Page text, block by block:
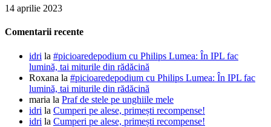
14 aprilie 2023
Comentarii recente
idri la #picioaredepodium cu Philips Lumea: În IPL fac
lumină, tai miturile din rădăcină
Roxana la #picioaredepodium cu Philips Lumea: În IPL fac
lumină, tai miturile din rădăcină
maria la Praf de stele pe unghiile mele
idri la Cumperi pe alese, primești recompense!
idri la Cumperi pe alese, primești recompense!